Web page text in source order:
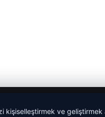
kişiselleştirmek ve